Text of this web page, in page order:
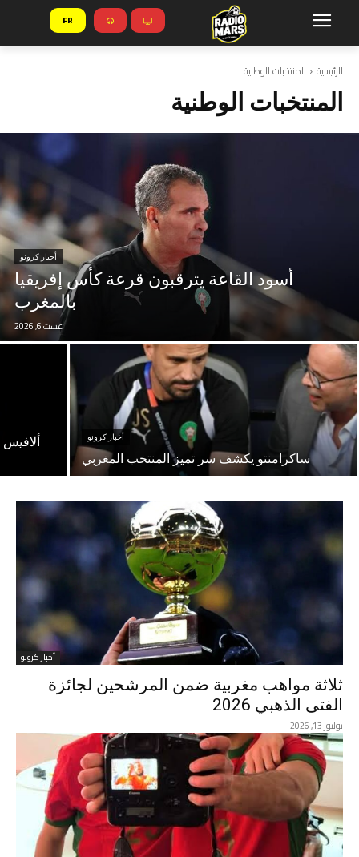
FR
الرئيسية المنتخبات الوطنية
المنتخبات الوطنية
أخبار كرونو
أسود القاعة يترقبون قرعة كأس إفريقيا
بالمغرب
غشت 6, 2026
أخبار كرونو
ساكرامنتو يكشف سر تميز المنتخب المغربي
ألافيس
أخبار كرونو
ثلاثة مواهب مغربية ضمن المرشحين لجائزة
الفتى الذهبي 2026
يوليوز 13, 2026